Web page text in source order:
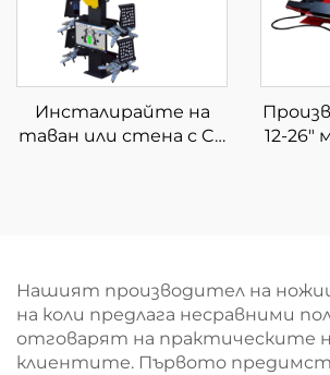
Инсталирайте на
таван или стена с CE
12-26"
Нашият производител на
на коли предлага несравними
отговарят на практическите
клиентите. Първото